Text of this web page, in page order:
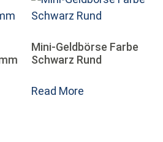
Mini-Geldbörse Farbe
Schwarz Rund
Read More